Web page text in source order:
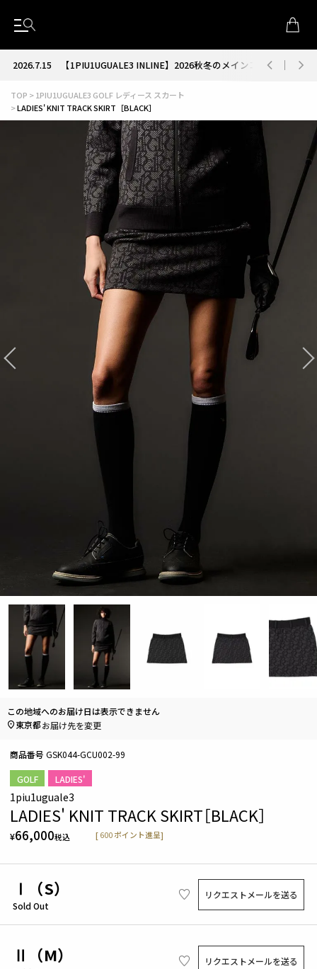
2026.7.15【1PIU1UGUALE3 INLINE】2026秋冬のメインコレクションが
TOP
1PIU1UGUALE3 GOLF レディース スカート
LADIES' KNIT TRACK SKIRT［BLACK］
GOLF LADIES'
1piu1uguale3
LADIES' KNIT TRACK SKIRT［BLACK］
¥66,000税込 [ 600 ポイント進呈]
商品番号 GSK044-GCU002-99
Ⅰ（S）
Sold Out
リクエストメールを送る
Ⅱ（M） リクエストメールを送る
この地域へのお届け日は表示できません
東京都お届け先を変更